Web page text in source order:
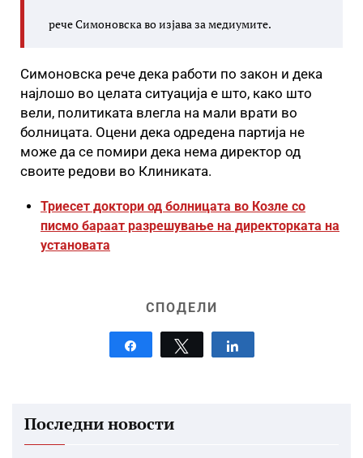
рече Симоновска во изјава за медиумите.
Симоновска рече дека работи по закон и дека
најлошо во целата ситуација е што, како што
вели, политиката влегла на мали врати во
болницата. Оцени дека одредена партија не
може да се помири дека нема директор од
своите редови во Клиниката.
Триесет доктори од болницата во Козле со
писмо бараат разрешување на директорката на
установата
СПОДЕЛИ
Tweet
Последни новости